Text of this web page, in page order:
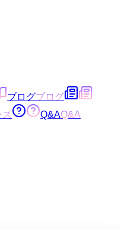
ブログブログ
Q&AQ&A